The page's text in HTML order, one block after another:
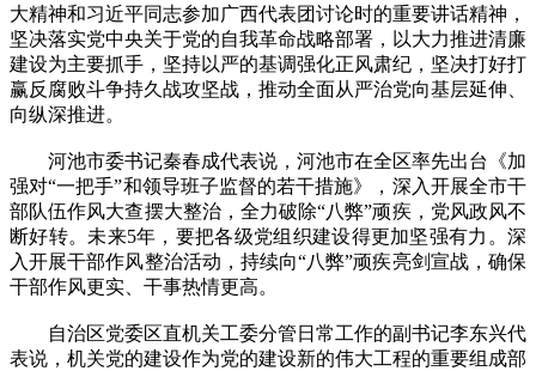
大精神和习近平同志参加广西代表团讨论时的重要讲话精神，
坚决落实党中央关于党的自我革命战略部署，以大力推进清廉
建设为主要抓手，坚持以严的基调强化正风肃纪，坚决打好打
赢反腐败斗争持久战攻坚战，推动全面从严治党向基层延伸、
向纵深推进。
河池市委书记秦春成代表说，河池市在全区率先出台《加
强对“一把手”和领导班子监督的若干措施》，深入开展全市干
部队伍作风大查摆大整治，全力破除“八弊”顽疾，党风政风不
断好转。未来5年，要把各级党组织建设得更加坚强有力。深
入开展干部作风整治活动，持续向“八弊”顽疾亮剑宣战，确保
干部作风更实、干事热情更高。
自治区党委区直机关工委分管日常工作的副书记李东兴代
表说，机关党的建设作为党的建设新的伟大工程的重要组成部